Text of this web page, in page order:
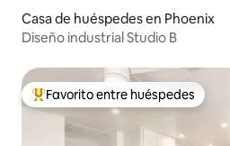
Casa de huéspedes en Phoenix
Diseño industrial Studio B
Favorito entre huéspedes preferido
Favorito entre huéspedes